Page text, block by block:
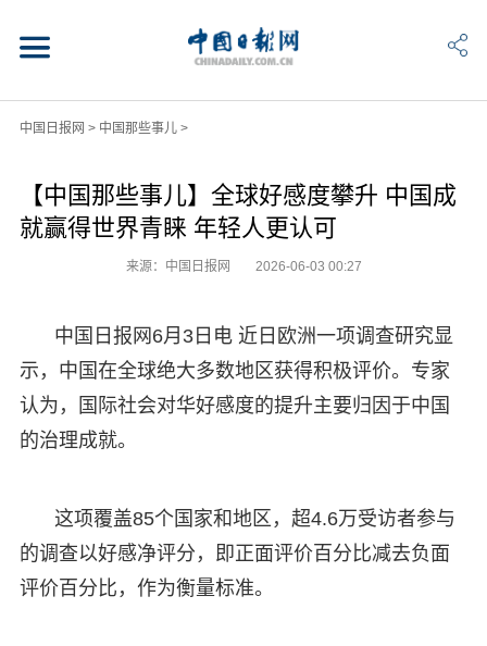
中国日报网 > 中国那些事儿>
【中国那些事儿】全球好感度攀升 中国成
就赢得世界青睐 年轻人更认可
来源：中国日报网 2026-06-03 00:27
中国日报网6月3日电 近日欧洲一项调查研究显
示，中国在全球绝大多数地区获得积极评价。专家
认为，国际社会对华好感度的提升主要归因于中国
的治理成就。
这项覆盖85个国家和地区，超4.6万受访者参与
的调查以好感净评分，即正面评价百分比减去负面
评价百分比，作为衡量标准。